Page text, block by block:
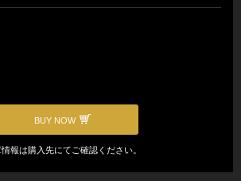
BUY NOW
報は購入先にてご確認ください。